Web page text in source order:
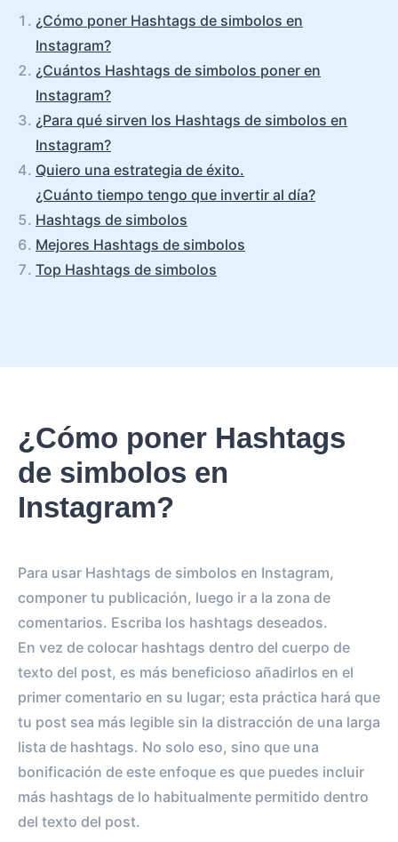
¿Cómo poner Hashtags de simbolos en
Instagram?
¿Cuántos Hashtags de simbolos poner en
Instagram?
¿Para qué sirven los Hashtags de simbolos en
Instagram?
Quiero una estrategia de éxito.
¿Cuánto tiempo tengo que invertir al día?
Hashtags de simbolos
Mejores Hashtags de simbolos
Top Hashtags de simbolos
¿Cómo poner Hashtags
de simbolos en
Instagram?
Para usar Hashtags de simbolos en Instagram,
componer tu publicación, luego ir a la zona de
comentarios. Escriba los hashtags deseados.
En vez de colocar hashtags dentro del cuerpo de
texto del post, es más beneficioso añadirlos en el
primer comentario en su lugar; esta práctica hará que
tu post sea más legible sin la distracción de una larga
lista de hashtags. No solo eso, sino que una
bonificación de este enfoque es que puedes incluir
más hashtags de lo habitualmente permitido dentro
del texto del post.